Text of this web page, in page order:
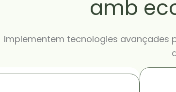
amb
Implementem tecnologies avançades